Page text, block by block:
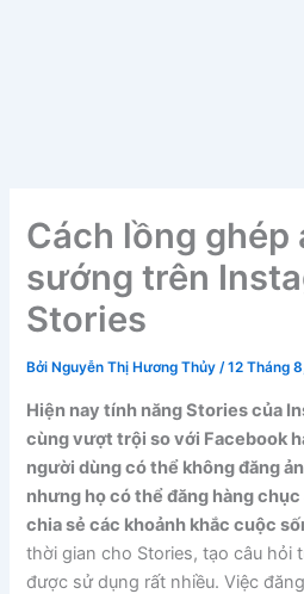
Cách lồng ghép
sướng trên
Stories
Bởi Nguyễn Thị Hương Thủy/12 Tháng
Hiện nay tính năng Stories của
cùng vượt trội so với Facebook
người dùng có thể không đăng
nhưng họ có thể đăng hàng
chia sẻ các khoảnh khắc cuộc
thời gian cho Stories, tạo câu hỏi
được sử dụng rất nhiều. Việc